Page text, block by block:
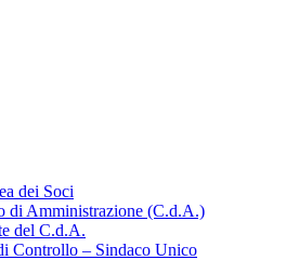
dei Soci
di Amministrazione (C.d.A.)
del C.d.A.
Controllo – Sindaco Unico